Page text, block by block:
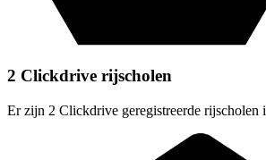
2 Clickdrive rijscholen
Er zijn 2 Clickdrive geregistreerde rijscholen